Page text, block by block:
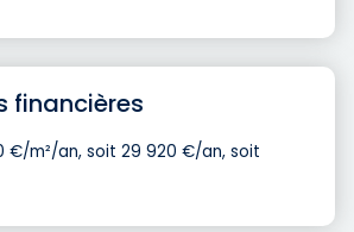
financières
€/m²/an, soit 29 920 €/an, soit